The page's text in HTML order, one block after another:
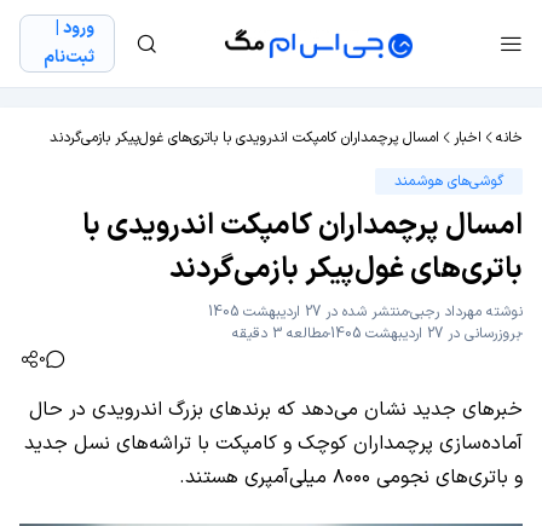
ورود |
ثبت‌نام
خانه اخبار
امسال پرچمداران کامپکت اندرویدی با باتری‌های غول‌پیکر بازمی‌گردند
گوشی‌های هوشمند
امسال پرچمداران کامپکت اندرویدی با
باتری‌های غول‌پیکر بازمی‌گردند
نوشته مهرداد رجبیمنتشر شده در 27 اردیبهشت 1405
بروزرسانی در 27 اردیبهشت 1405
مطالعه 3 دقیقه
0
خبرهای جدید نشان می‌دهد که برندهای بزرگ اندرویدی در حال
آماده‌سازی پرچمداران کوچک و کامپکت با تراشه‌های نسل جدید
و باتری‌های نجومی ۸۰۰۰ میلی‌آمپری هستند.